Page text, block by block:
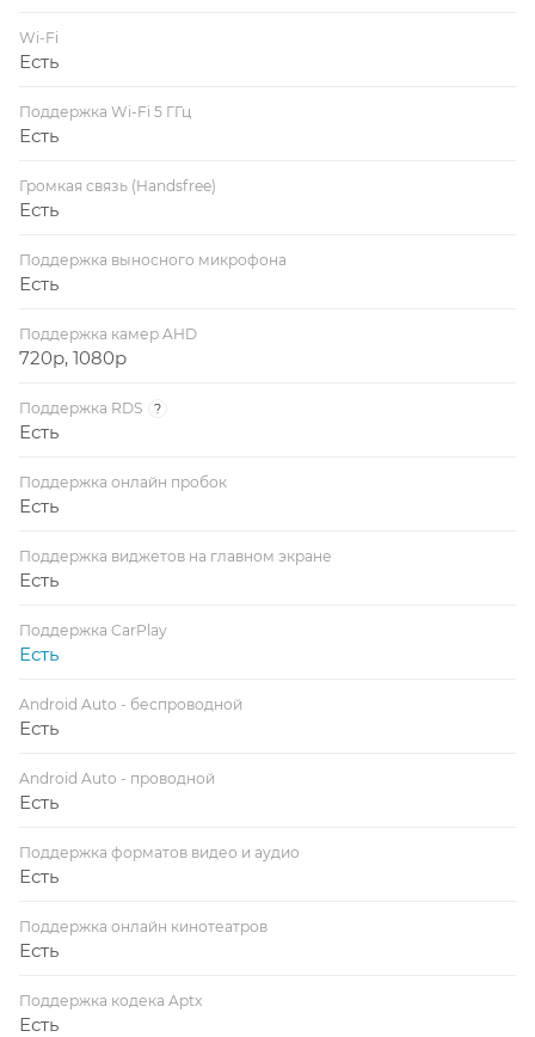
Wi-Fi
Есть
Поддержка Wi-Fi 5 ГГц
Есть
Громкая связь (Handsfree)
Есть
Поддержка выносного микрофона
Есть
Поддержка камер AHD
720p, 1080p
Поддержка RDS ?
Есть
Поддержка онлайн пробок
Есть
Поддержка виджетов на главном экране
Есть
Поддержка CarPlay
Есть
Android Auto - беспроводной
Есть
Android Auto - проводной
Есть
Поддержка форматов видео и аудио
Есть
Поддержка онлайн кинотеатров
Есть
Поддержка кодека Aptx
Есть